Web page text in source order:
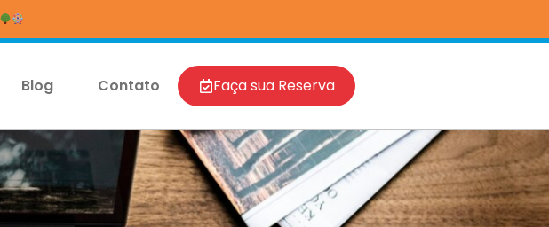
Blog Contato Faça sua Reserva